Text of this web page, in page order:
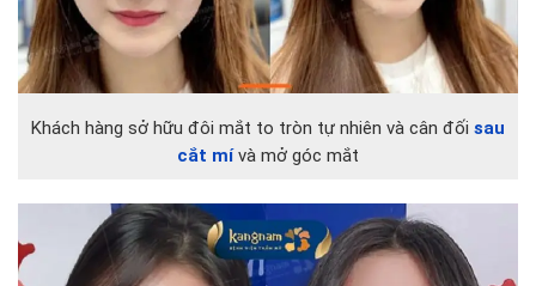
Khách hàng sở hữu đôi mắt to tròn tự nhiên và cân đối sau
cắt mívà mở góc mắt